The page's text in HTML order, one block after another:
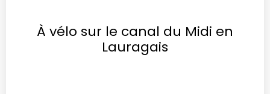
À vélo sur le canal du Midi en
Lauragais